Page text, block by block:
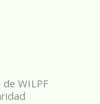
WILPF